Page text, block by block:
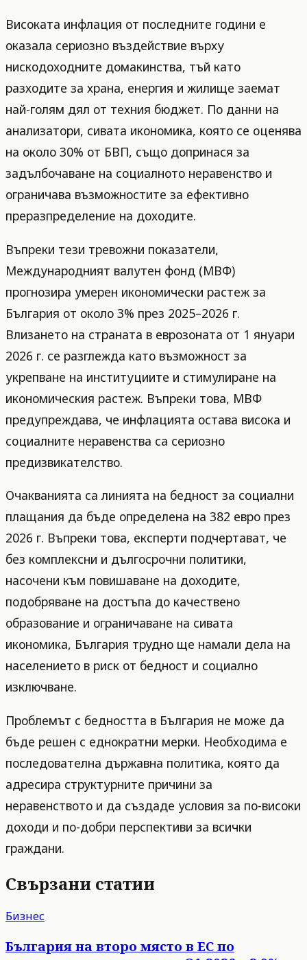
Високата инфлация от последните години е
оказала сериозно въздействие върху
нискодоходните домакинства, тъй като
разходите за храна, енергия и жилище заемат
най-голям дял от техния бюджет. По данни на
анализатори, сивата икономика, която се оценява
на около 30% от БВП, също допринася за
задълбочаване на социалното неравенство и
ограничава възможностите за ефективно
преразпределение на доходите.
Въпреки тези тревожни показатели,
Международният валутен фонд (МВФ)
прогнозира умерен икономически растеж за
България от около 3% през 2025–2026 г.
Влизането на страната в еврозоната от 1 януари
2026 г. се разглежда като възможност за
укрепване на институциите и стимулиране на
икономическия растеж. Въпреки това, МВФ
предупреждава, че инфлацията остава висока и
социалните неравенства са сериозно
предизвикателство.
Очакванията са линията на бедност за социални
плащания да бъде определена на 382 евро през
2026 г. Въпреки това, експерти подчертават, че
без комплексни и дългосрочни политики,
насочени към повишаване на доходите,
подобряване на достъпа до качествено
образование и ограничаване на сивата
икономика, България трудно ще намали дела на
населението в риск от бедност и социално
изключване.
Проблемът с бедността в България не може да
бъде решен с еднократни мерки. Необходима е
последователна държавна политика, която да
адресира структурните причини за
неравенството и да създаде условия за по-високи
доходи и по-добри перспективи за всички
граждани.
Свързани статии
Бизнес
България на второ място в ЕС по